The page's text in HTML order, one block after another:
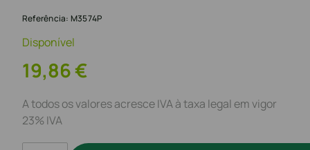
Referência: M3574P
Disponível
19,86€
A todos os valores acresce IVA à taxa legal em vigor
23% IVA